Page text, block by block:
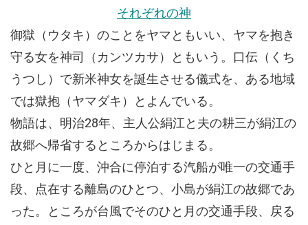
それぞれの神
御獄（ウタキ）のことをヤマともいい、ヤマを抱き
守る女を神司（カンツカサ）ともいう。口伝（くち
うつし）で新米神女を誕生させる儀式を、ある地域
では獄抱（ヤマダキ）とよんでいる。
物語は、明治28年、主人公絹江と夫の耕三が絹江の
故郷へ帰省するところからはじまる。
ひと月に一度、沖合に停泊する汽船が唯一の交通手
段、点在する離島のひとつ、小島が絹江の故郷であ
った。ところが台風でそのひと月の交通手段、戻る